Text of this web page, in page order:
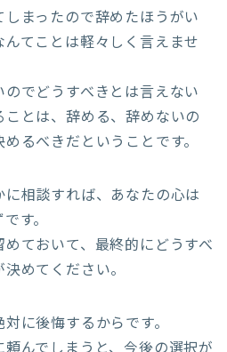
まったので辞めたほうがい
てことは軽々しく言えませ
でどうすべきとは言えない
とは、辞める、辞めないの
るべきだということです。
相談すれば、あなたの心は
す。
ておいて、最終的にどうすべ
めてください。
に後悔するからです。